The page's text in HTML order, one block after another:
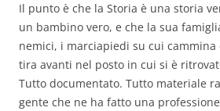
Il punto è che la Storia è una storia
un bambino vero, e che la sua
nemici, i marciapiedi su cui
tira avanti nel posto in cui si è
Tutto documentato. Tutto materiale
gente che ne ha fatto una